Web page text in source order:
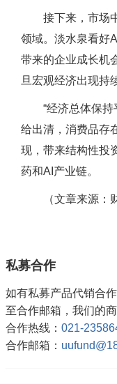
接下来，市场
领域。淡水泉看好
带来的企业成长机
旦宏观经济出现持
“经济总体保
给出清，消费品存
现，带来结构性投
药和AI产业链。
（文章来源：
私募合作
如有私募产品代销合
至合作邮箱，我们的
合作热线： 021-
合作邮箱：